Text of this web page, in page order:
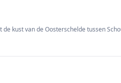
kust van de Oosterschelde tussen